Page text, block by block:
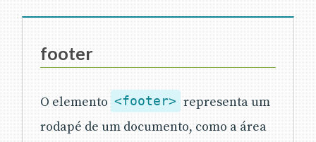
footer
O elemento <footer> representa um
rodapé de um documento, como a área